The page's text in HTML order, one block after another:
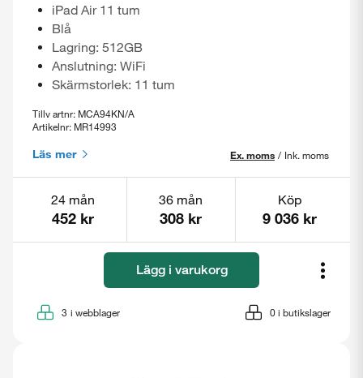
iPad Air 11 tum
Blå
Lagring: 512GB
Anslutning: WiFi
Skärmstorlek: 11 tum
Tillv artnr: MCA94KN/A
Artikelnr: MR14993
Läs mer Ex. moms / Ink. moms
24 mån
452 kr
36 mån
308 kr
Köp
9 036 kr
Lägg i varukorg
3 i webblager 0 i butikslager